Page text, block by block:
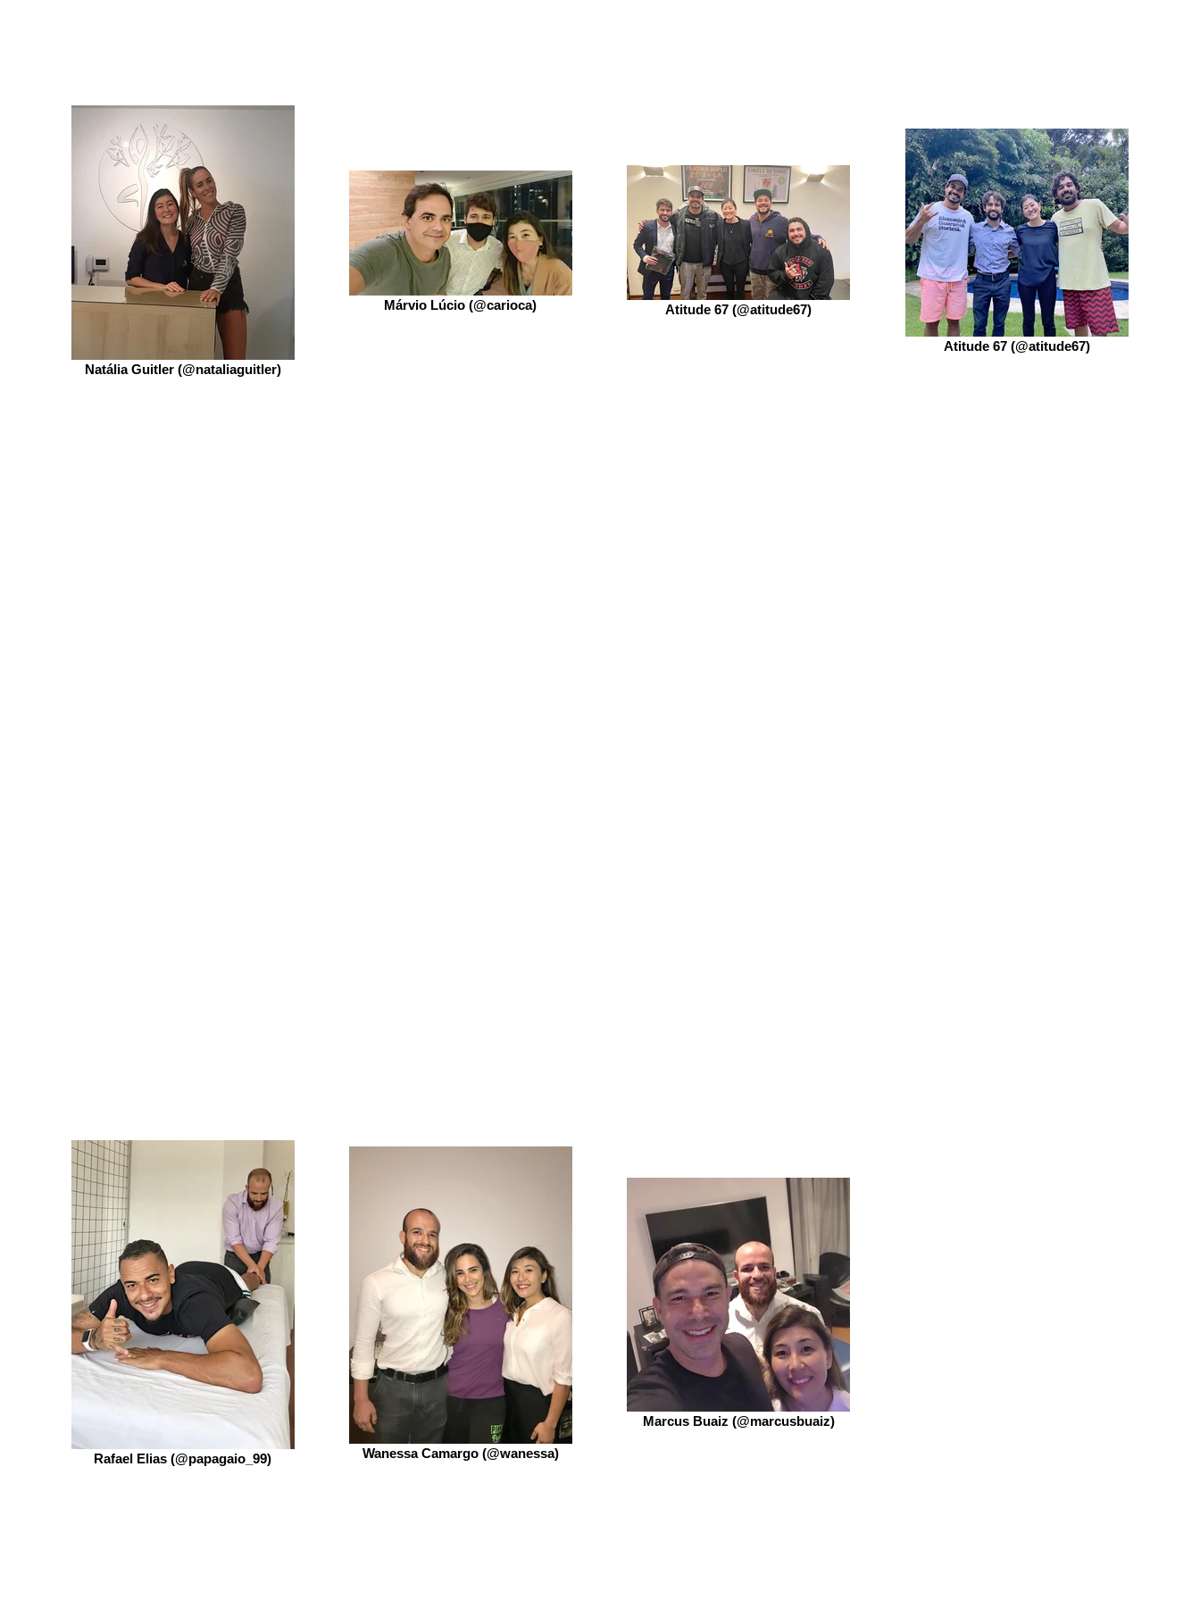
Natália Guitler (@nataliaguitler)
Márvio Lúcio (@carioca) Atitude 67 (@atitude67)
Atitude 67 (@atitude67)
Rafael Elias (@papagaio_99) Wanessa Camargo (@wanessa)
Marcus Buaiz (@marcusbuaiz)